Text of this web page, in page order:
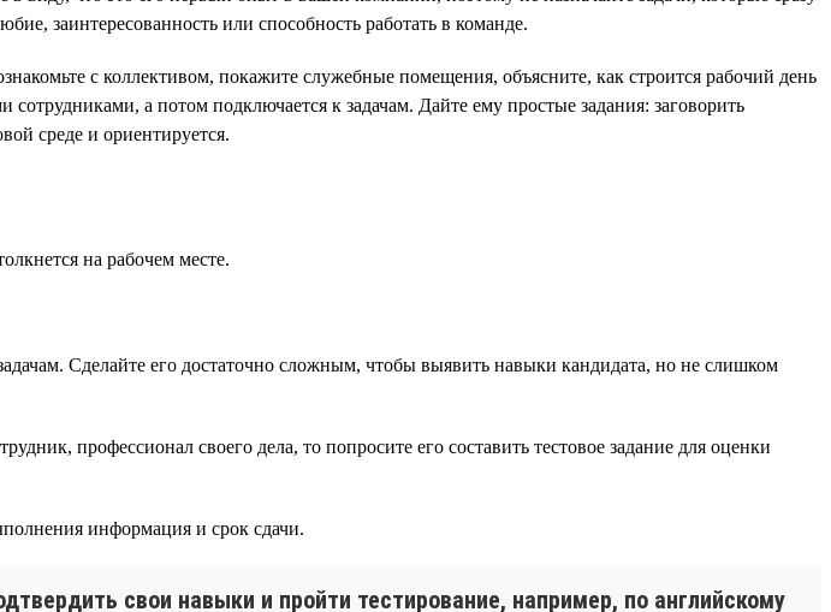
заинтересованность или способность работать в команде.
с коллективом, покажите служебные помещения, объясните, как строится рабочий день
а потом подключается к задачам. Дайте ему простые задания: заговорить
среде и ориентируется.
на рабочем месте.
Сделайте его достаточно сложным, чтобы выявить навыки кандидата, но не слишком
профессионал своего дела, то попросите его составить тестовое задание для оценки
информация и срок сдачи.
свои навыки и пройти тестирование, например, по английскому